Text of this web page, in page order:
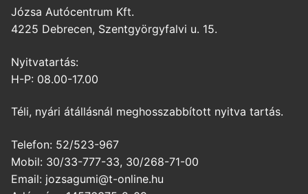
Józsa Autócentrum Kft.
4225 Debrecen, Szentgyörgyfalvi u. 15.
Nyitvatartás:
H-P: 08.00-17.00
Téli, nyári átállásnál meghosszabbított nyitva tartás.
Telefon: 52/523-967
Mobil: 30/33-777-33, 30/268-71-00
Email: jozsagumi@t-online.hu